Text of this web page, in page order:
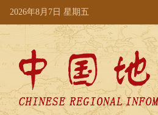
2026年8月7日 星期五